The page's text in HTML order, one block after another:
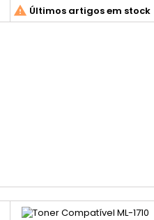
 Últimos artigos em stock